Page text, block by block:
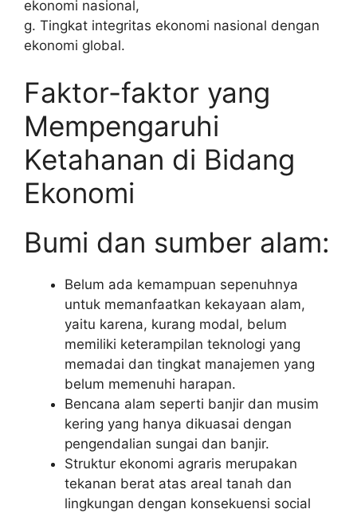
ekonomi nasional,
g. Tingkat integritas ekonomi nasional dengan
ekonomi global.
Faktor-faktor yang
Mempengaruhi
Ketahanan di Bidang
Ekonomi
Bumi dan sumber alam:
Belum ada kemampuan sepenuhnya
untuk memanfaatkan kekayaan alam,
yaitu karena, kurang modal, belum
memiliki keterampilan teknologi yang
memadai dan tingkat manajemen yang
belum memenuhi harapan.
Bencana alam seperti banjir dan musim
kering yang hanya dikuasai dengan
pengendalian sungai dan banjir.
Struktur ekonomi agraris merupakan
tekanan berat atas areal tanah dan
lingkungan dengan konsekuensi social